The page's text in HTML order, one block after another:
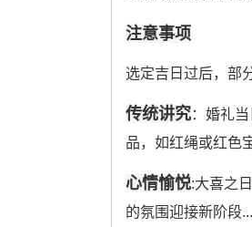
注意事项
选定吉日过后，部
传统讲究：婚礼
品，如红绳或红色
心情愉悦:大喜之
的氛围迎接新阶段...